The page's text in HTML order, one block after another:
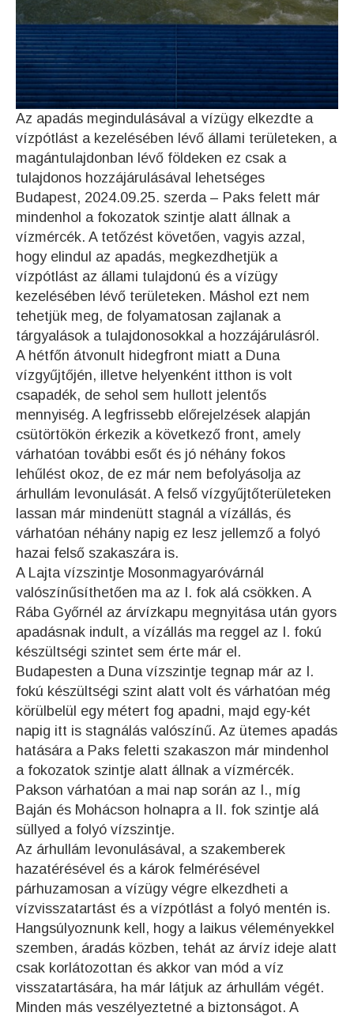
Az apadás megindulásával a vízügy elkezdte a
vízpótlást a kezelésében lévő állami területeken, a
magántulajdonban lévő földeken ez csak a
tulajdonos hozzájárulásával lehetséges
Budapest, 2024.09.25. szerda – Paks felett már
mindenhol a fokozatok szintje alatt állnak a
vízmércék. A tetőzést követően, vagyis azzal,
hogy elindul az apadás, megkezdhetjük a
vízpótlást az állami tulajdonú és a vízügy
kezelésében lévő területeken. Máshol ezt nem
tehetjük meg, de folyamatosan zajlanak a
tárgyalások a tulajdonosokkal a hozzájárulásról.
A hétfőn átvonult hidegfront miatt a Duna
vízgyűjtőjén, illetve helyenként itthon is volt
csapadék, de sehol sem hullott jelentős
mennyiség. A legfrissebb előrejelzések alapján
csütörtökön érkezik a következő front, amely
várhatóan további esőt és jó néhány fokos
lehűlést okoz, de ez már nem befolyásolja az
árhullám levonulását. A felső vízgyűjtőterületeken
lassan már mindenütt stagnál a vízállás, és
várhatóan néhány napig ez lesz jellemző a folyó
hazai felső szakaszára is.
A Lajta vízszintje Mosonmagyaróvárnál
valószínűsíthetően ma az I. fok alá csökken. A
Rába Győrnél az árvízkapu megnyitása után gyors
apadásnak indult, a vízállás ma reggel az I. fokú
készültségi szintet sem érte már el.
Budapesten a Duna vízszintje tegnap már az I.
fokú készültségi szint alatt volt és várhatóan még
körülbelül egy métert fog apadni, majd egy-két
napig itt is stagnálás valószínű. Az ütemes apadás
hatására a Paks feletti szakaszon már mindenhol
a fokozatok szintje alatt állnak a vízmércék.
Pakson várhatóan a mai nap során az I., míg
Baján és Mohácson holnapra a II. fok szintje alá
süllyed a folyó vízszintje.
Az árhullám levonulásával, a szakemberek
hazatérésével és a károk felmérésével
párhuzamosan a vízügy végre elkezdheti a
vízvisszatartást és a vízpótlást a folyó mentén is.
Hangsúlyoznunk kell, hogy a laikus véleményekkel
szemben, áradás közben, tehát az árvíz ideje alatt
csak korlátozottan és akkor van mód a víz
visszatartására, ha már látjuk az árhullám végét.
Minden más veszélyeztetné a biztonságot. A